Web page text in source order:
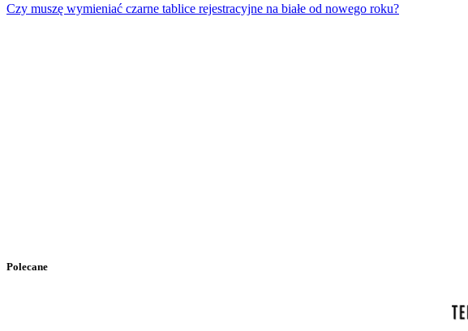
Czy muszę wymieniać czarne tablice rejestracyjne na białe od nowego roku?
Polecane